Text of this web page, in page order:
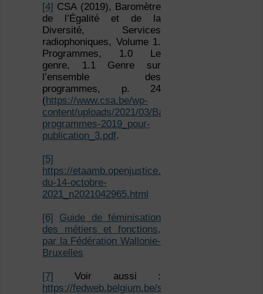
[4] CSA (2019), Baromètre
de l’Égalité et de la
Diversité, Services
radiophoniques, Volume 1.
Programmes, 1.0 Le
genre, 1.1 Genre sur
l’ensemble des
programmes, p. 24
(https://www.csa.be/wp-
content/uploads/2021/03/Barometre-
programmes-2019_pour-
publication_3.pdf.
[5]
https://etaamb.openjustice.be/fr/decret-
du-14-octobre-
2021_n2021042965.html
[6]
Guide de féminisation
des métiers et fonctions,
par la Fédération Wallonie-
Bruxelles
[7] Voir aussi :
https://fedweb.belgium.be/sites/default/files/